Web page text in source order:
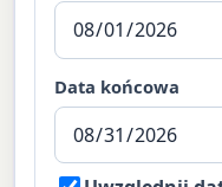
Data końcowa